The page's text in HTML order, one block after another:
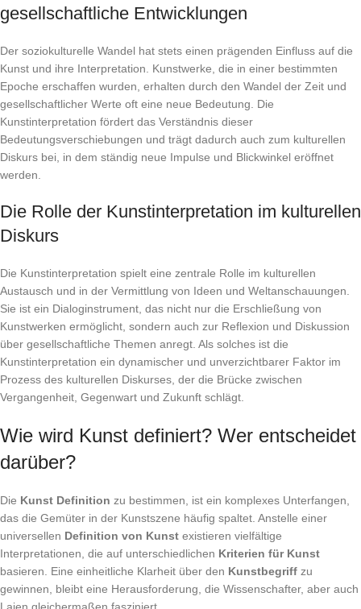
gesellschaftliche Entwicklungen
Der soziokulturelle Wandel hat stets einen prägenden Einfluss auf die
Kunst und ihre Interpretation. Kunstwerke, die in einer bestimmten
Epoche erschaffen wurden, erhalten durch den Wandel der Zeit und
gesellschaftlicher Werte oft eine neue Bedeutung. Die
Kunstinterpretation fördert das Verständnis dieser
Bedeutungsverschiebungen und trägt dadurch auch zum kulturellen
Diskurs bei, in dem ständig neue Impulse und Blickwinkel eröffnet
werden.
Die Rolle der Kunstinterpretation im kulturellen
Diskurs
Die Kunstinterpretation spielt eine zentrale Rolle im kulturellen
Austausch und in der Vermittlung von Ideen und Weltanschauungen.
Sie ist ein Dialoginstrument, das nicht nur die Erschließung von
Kunstwerken ermöglicht, sondern auch zur Reflexion und Diskussion
über gesellschaftliche Themen anregt. Als solches ist die
Kunstinterpretation ein dynamischer und unverzichtbarer Faktor im
Prozess des kulturellen Diskurses, der die Brücke zwischen
Vergangenheit, Gegenwart und Zukunft schlägt.
Wie wird Kunst definiert? Wer entscheidet
darüber?
Die Kunst Definition zu bestimmen, ist ein komplexes Unterfangen,
das die Gemüter in der Kunstszene häufig spaltet. Anstelle einer
universellen Definition von Kunst existieren vielfältige
Interpretationen, die auf unterschiedlichen Kriterien für Kunst
basieren. Eine einheitliche Klarheit über den Kunstbegriff zu
gewinnen, bleibt eine Herausforderung, die Wissenschafter, aber auch
Laien gleichermaßen fasziniert.